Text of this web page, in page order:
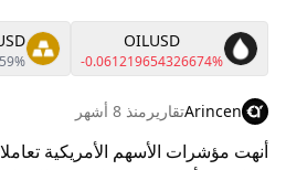
OILUSD
-0.061219654326674%
Arincenتقارير منذ 8 أشهر
أنهت مؤشرات الأسهم الأمريكية